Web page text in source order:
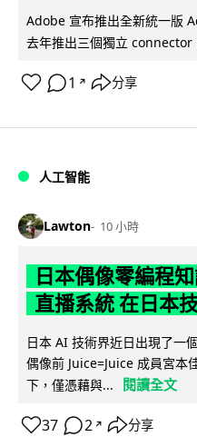
Adobe 宣布推出全新統一版
去年推出三個獨立
1 ↗ 分享
人工智能
Lawton 10 小時
日本偶像零編程
直播系統 在日本
日本 AI 技術界近日出現了一
偶像前 Juice=Juice 成員宮本
下，僅憑藉與...
閱讀全文
37 2 ↗ 分享